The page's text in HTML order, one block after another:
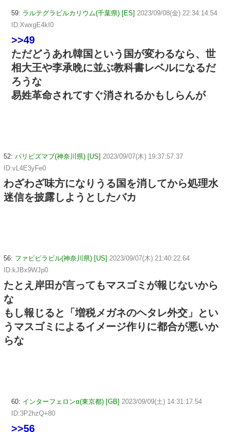
59: ラルテグラビルカリウム(千葉県) [ES] 2023/09/08(金) 22:34:14.54
ID:XwxgE4kI0
>>49
ただどうあれ韓国という国が変わるなら、世
相大王や李承晩に並ぶ教科書レベルになるだ
ろうな
易姓革命されてすぐ消されるかもしらんが
52: パリビズマブ(神奈川県) [US] 2023/09/07(木) 19:37:57.37
ID:vL4E3yFe0
わざわざ味方になりうる国を消してから処理水
迷信を披露しようとしたバカ
56: ファビピラビル(神奈川県) [US] 2023/09/07(木) 21:40:22.64
ID:kJBx9WJp0
たとえ岸田が言ってもマスゴミが報じないから
な
もし報じると「増税メガネのヘタレ外交」とい
うマスゴミによるイメージ作りに都合が悪いか
らな
60: インターフェロンα(東京都) [GB] 2023/09/09(土) 14:31:17.54
ID:3P2hzQ+80
>>56